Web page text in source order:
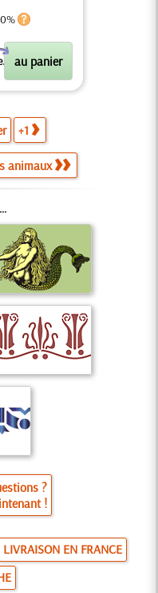
+1
animaux
?
!
LIVRAISON EN FRANCE